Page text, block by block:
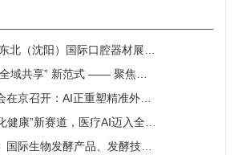
际口腔器材展览会暨学术交流会｜火爆邀约中
聚焦数智赋能 盐城25个人工智能医疗项目揭榜挂帅
开：AI正重塑精准外科与基层医疗
”新赛道，医疗AI迈入全域发展新阶段
物发酵产品、发酵技术装备博览会